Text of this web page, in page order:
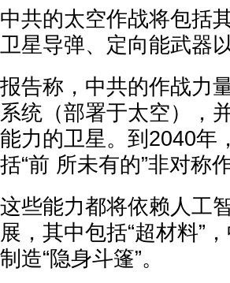
中共的太空作战将包括
卫星导弹、定向能武器
报告称，中共的作战力
系统（部署于太空），
能力的卫星。到2040年
括“前 所未有的”非对称
这些能力都将依赖人工
展，其中包括“超材料”
制造“隐身斗篷”。